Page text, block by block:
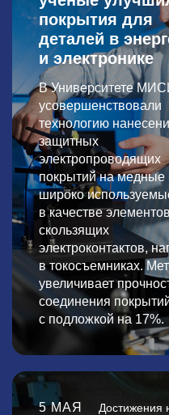
покрытия для
деталей в
и электронике
В Университете
усовершенствовали
технологию
защитных
электропроводящих
покрытий на медные
широко
в качестве
скользящих
электроконтактов,
в токосъемниках.
увеличивает
соединения
с подложкой на 17%.
5 МАЯ Достижения